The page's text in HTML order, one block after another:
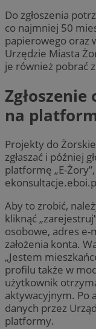
Do zgłoszenia
co najmniej 50
papierowego oraz
Urzędzie Miasta
je również pobrać
na
Projekty do
zgłaszać i później
platformę „E-
Aby to zrobić,
kliknąć
osobowe, adres e-
założenia konta.
„Jestem
profilu także w
użytkownik
aktywacyjnym. Po
danych przez
platformy.